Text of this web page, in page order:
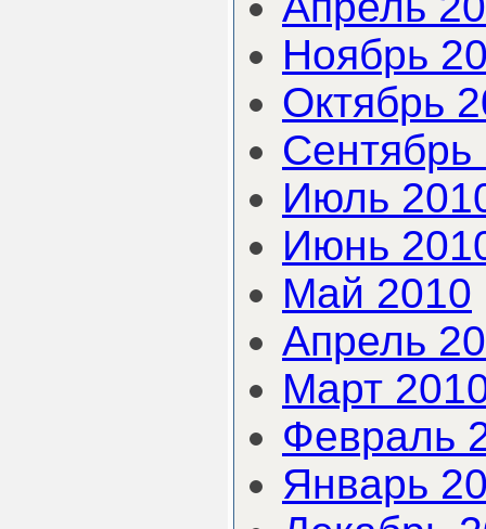
Ноябрь
Октябрь
Сентябрь
Июль
Июнь
Май 2010
Апрель
Март
Февраль
Январь